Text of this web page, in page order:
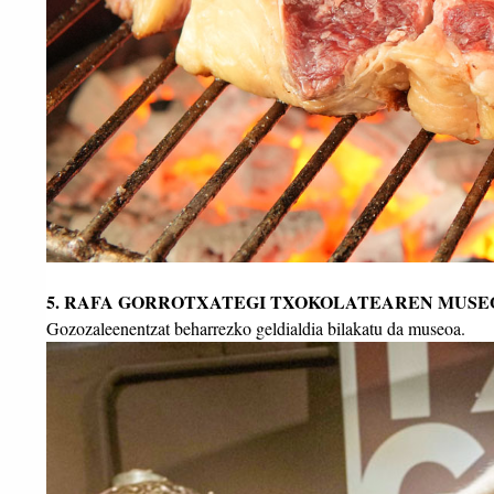
5. RAFA GORROTXATEGI TXOKOLATEAREN
Gozozaleenentzat beharrezko geldialdia bilakatu da museoa.